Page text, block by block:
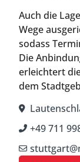
Auch die
Wege
sodass
Die
erleichtert
dem
+49 711